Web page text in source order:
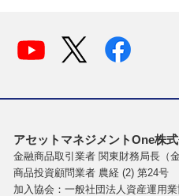
アセットマネジメントOne株
金融商品取引業者 関東財務局長（
商品投資顧問業者 農経 (2) 第24号
加入協会：一般社団法人資産運用業